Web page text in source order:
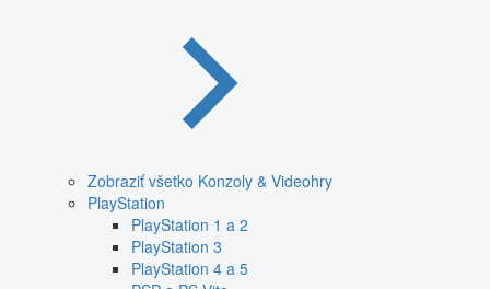
Zobraziť všetko Konzoly & Videohry
PlayStation
PlayStation 1 a 2
PlayStation 3
PlayStation 4 a 5